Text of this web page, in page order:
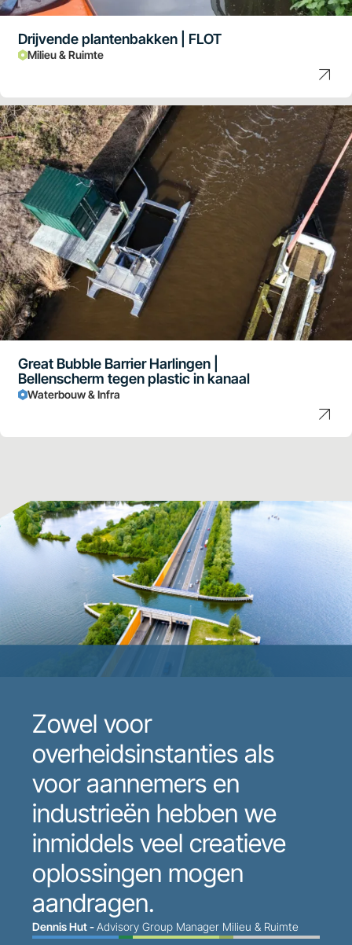
Drijvende plantenbakken | FLOT
Milieu & Ruimte
Great Bubble Barrier Harlingen |
Bellenscherm tegen plastic in kanaal
Waterbouw & Infra
Zowel voor
overheidsinstanties als
voor aannemers en
industrieën hebben we
inmiddels veel creatieve
oplossingen mogen
aandragen.
Dennis Hut -Advisory Group Manager Milieu & Ruimte